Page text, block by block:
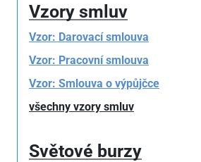
Vzory smluv
Vzor: Darovací smlouva
Vzor: Pracovní smlouva
Vzor: Smlouva o výpůjčce
všechny vzory smluv
Světové burzy